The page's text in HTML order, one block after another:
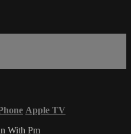
Apple TV
With Pm